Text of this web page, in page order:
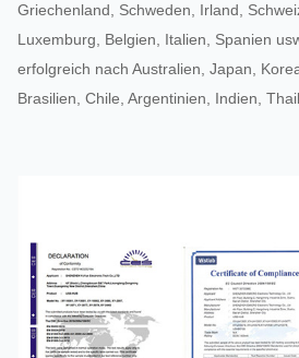
Griechenland, Schweden, Irland,
Luxemburg, Belgien, Italien, Spanien
erfolgreich nach Australien, Japan,
Brasilien, Chile, Argentinien, Indien,